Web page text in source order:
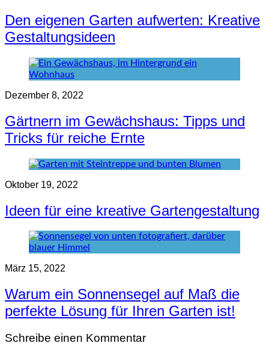
Den eigenen Garten aufwerten: Kreative
Gestaltungsideen
Dezember 8, 2022
Gärtnern im Gewächshaus: Tipps und
Tricks für reiche Ernte
Oktober 19, 2022
Ideen für eine kreative Gartengestaltung
März 15, 2022
Warum ein Sonnensegel auf Maß die
perfekte Lösung für Ihren Garten ist!
Schreibe einen Kommentar